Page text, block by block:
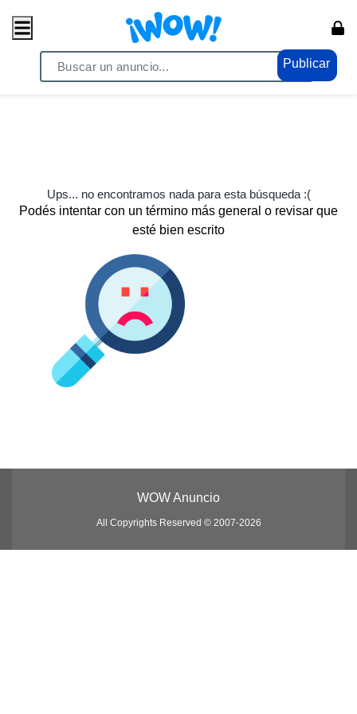
Publicar
Ups... no encontramos nada para esta búsqueda :(
Podés intentar con un término más general o revisar que
esté bien escrito
WOW Anuncio
All Copyrights Reserved © 2007-2026